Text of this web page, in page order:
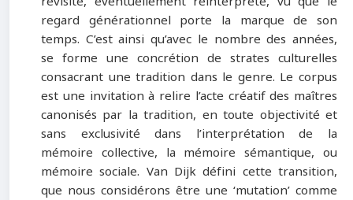
regard générationnel porte la marque de son
temps. C’est ainsi qu’avec le nombre des années,
se forme une concrétion de strates culturelles
consacrant une tradition dans le genre. Le corpus
est une invitation à relire l’acte créatif des maîtres
canonisés par la tradition, en toute objectivité et
sans exclusivité dans l’interprétation de la
mémoire collective, la mémoire sémantique, ou
mémoire sociale. Van Dijk défini cette transition,
que nous considérons être une ‘mutation’ comme